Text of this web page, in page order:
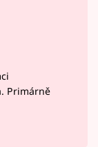
Primárně